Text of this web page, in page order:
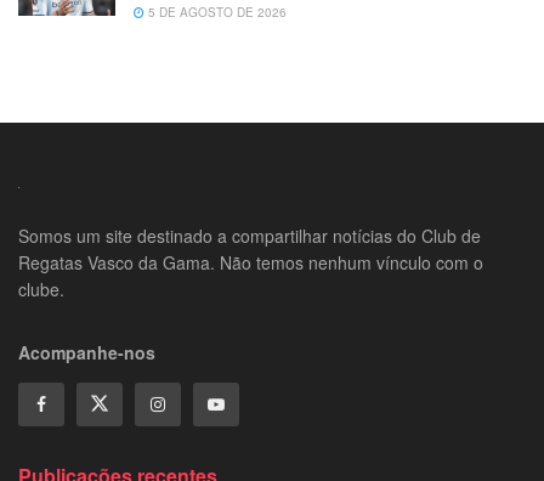
5 DE AGOSTO DE 2026
Somos um site destinado a compartilhar notícias do Club de
Regatas Vasco da Gama. Não temos nenhum vínculo com o
clube.
Acompanhe-nos
Publicações recentes